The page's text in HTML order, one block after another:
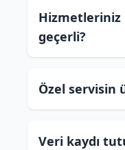
Hizmetleriniz
geçerli?
Özel servisin
Veri kaydı